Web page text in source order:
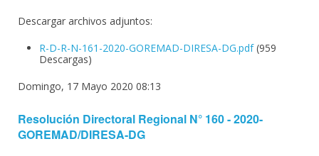
Descargar archivos adjuntos:
R-D-R-N-161-2020-GOREMAD-DIRESA-DG.pdf(959
Descargas)
Domingo, 17 Mayo 2020 08:13
Resolución Directoral Regional N° 160 - 2020-
GOREMAD/DIRESA-DG